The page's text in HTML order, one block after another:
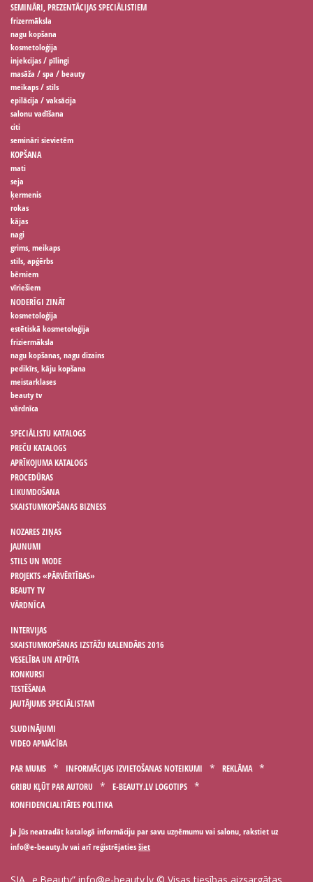
SEMINĀRI, PREZENTĀCIJAS SPECIĀLISTIEM
frizermāksla
nagu kopšana
kosmetoloģija
injekcijas / pīlingi
masāža / spa / beauty
meikaps / stils
epilācija / vaksācija
salonu vadīšana
citi
semināri sievietēm
KOPŠANA
mati
seja
ķermenis
rokas
kājas
nagi
grims, meikaps
stils, apģērbs
bērniem
vīriešiem
NODERĪGI ZINĀT
kosmetoloģija
estētiskā kosmetoloģija
friziermāksla
nagu kopšanas, nagu dizains
pedikīrs, kāju kopšana
meistarklases
beauty tv
vārdnīca
SPECIĀLISTU KATALOGS
PREČU KATALOGS
APRĪKOJUMA KATALOGS
PROCEDŪRAS
LIKUMDOŠANA
SKAISTUMKOPŠANAS BIZNESS
NOZARES ZIŅAS
JAUNUMI
STILS UN MODE
PROJEKTS «PĀRVĒRTĪBAS»
BEAUTY TV
VĀRDNĪCA
INTERVIJAS
SKAISTUMKOPŠANAS IZSTĀŽU KALENDĀRS 2016
VESELĪBA UN ATPŪTA
KONKURSI
TESTĒŠANA
JAUTĀJUMS SPECIĀLISTAM
SLUDINĀJUMI
VIDEO APMĀCĪBA
PAR MUMS INFORMĀCIJAS IZVIETOŠANAS NOTEIKUMI
REKLĀMA
GRIBU KĻŪT PAR AUTORU
E-BEAUTY.LV LOGOTIPS
KONFIDENCIALITĀTES POLITIKA
Ja Jūs neatradāt katalogā informāciju par savu uzņēmumu vai salonu, rakstiet uz
vai arī reģistrējatiesšiet